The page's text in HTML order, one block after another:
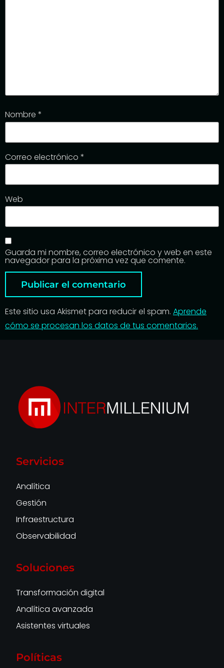
Nombre *
Correo electrónico *
Web
Guarda mi nombre, correo electrónico y web en este
navegador para la próxima vez que comente.
Este sitio usa Akismet para reducir el spam. Aprende
cómo se procesan los datos de tus comentarios.
Servicios
Analítica
Gestión
Infraestructura
Observabilidad
Soluciones
Transformación digital
Analítica avanzada
Asistentes virtuales
Políticas